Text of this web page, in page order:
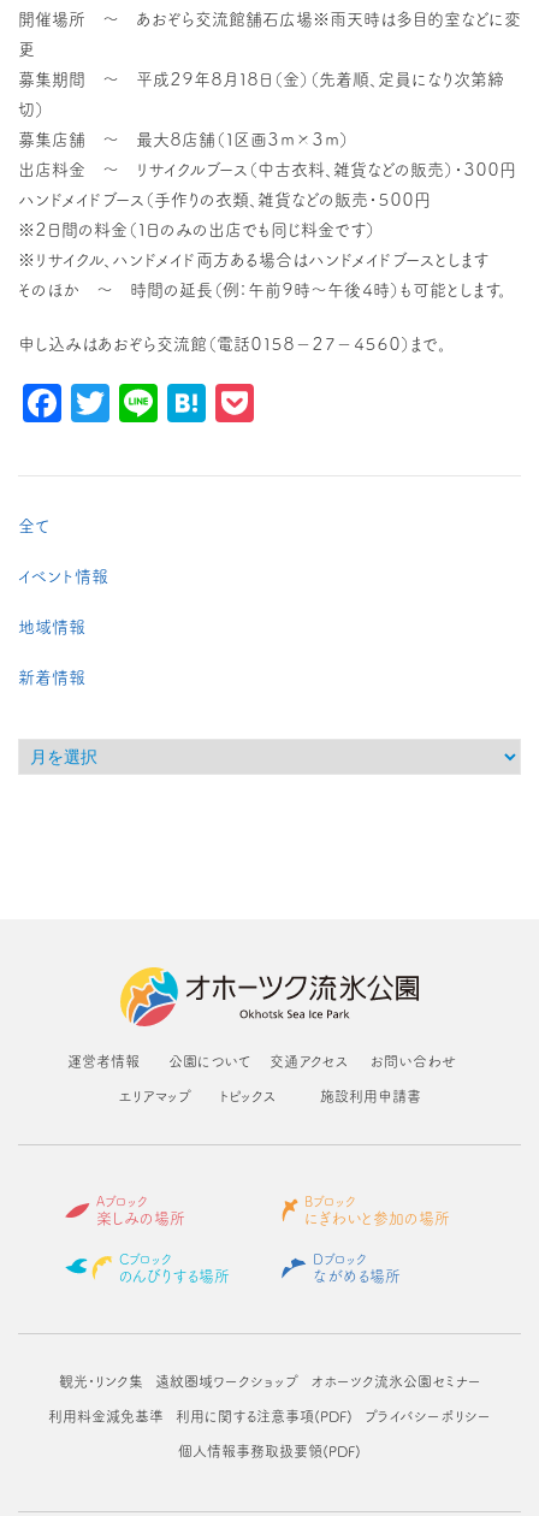
開催場所 ～ あおぞら交流館舗石広場※雨天時は多目的室などに変
更
募集期間 ～ 平成２９年８月１８日（金）（先着順、定員になり次第締
切）
募集店舗 ～ 最大８店舗（１区画３ｍ×３ｍ）
出店料金 ～ リサイクルブース（中古衣料、雑貨などの販売）・３００円
ハンドメイドブース（手作りの衣類、雑貨などの販売・５００円
※２日間の料金（１日のみの出店でも同じ料金です）
※リサイクル、ハンドメイド両方ある場合はハンドメイドブースとします
そのほか ～ 時間の延長（例：午前９時～午後４時）も可能とします。
申し込みはあおぞら交流館（電話０１５８－２７－４５６０）まで。
Facebook
Twitter
LineHatena
全て
イベント情報
地域情報
新着情報
運営者情報 公園について 交通アクセス お問い合わせ
エリアマップ トピックス 施設利用申請書
Aブロック
楽しみの場所
Bブロック
にぎわいと参加の場所
Cブロック
のんびりする場所
Dブロック
ながめる場所
観光・リンク集 遠紋圏域ワークショップ オホーツク流氷公園セミナー
利用料金減免基準 利用に関する注意事項(PDF) プライバシーポリシー
個人情報事務取扱要領(PDF)